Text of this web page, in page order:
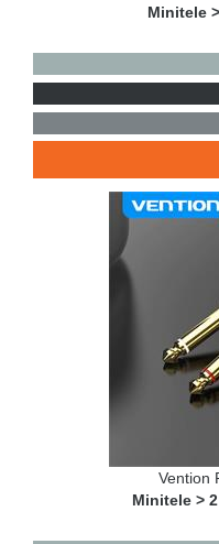
Minitele
Vention
Minitele >